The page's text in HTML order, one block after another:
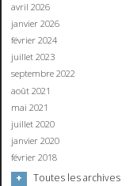
avril 2026
janvier 2026
février 2024
juillet 2023
septembre 2022
août 2021
mai 2021
juillet 2020
janvier 2020
février 2018
Toutes les archives